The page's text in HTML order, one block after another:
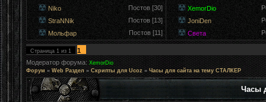
Niko
Постов [30]
StraNNik
Постов [13]
Мольфар
Постов [11]
XemorDio
JoniDen
Света
Страница 1 из 1
1
Модератор форума: XemorDio
Форум » Web Раздел » Скрипты для Ucoz » Часы для сайта на тему СТАЛКЕР
Часы